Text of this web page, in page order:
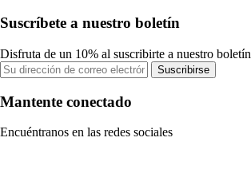
Suscríbete a nuestro boletín
Disfruta de un 10% al suscribirte a nuestro boletín
Suscribirse
Mantente conectado
Encuéntranos en las redes sociales